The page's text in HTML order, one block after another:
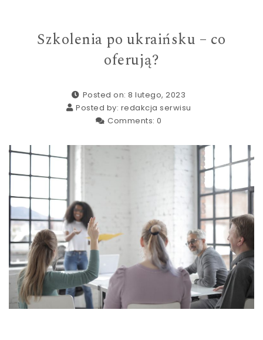
Szkolenia po ukraińsku – co
oferują?
Posted on: 8 lutego, 2023
Posted by: redakcja serwisu
Comments: 0